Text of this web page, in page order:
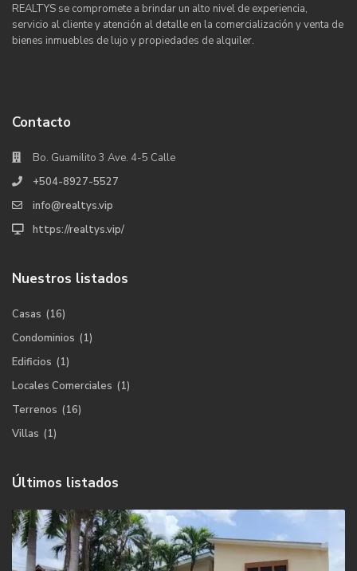
REALTYS se compromete a brindar un alto nivel de experiencia,
servicio al cliente y atención al detalle en la comercialización y venta de
bienes inmuebles de lujo y propiedades de alquiler.
Contacto
Bo. Guamilito 3 Ave. 4-5 Calle
+504-8927-5527
info@realtys.vip
https://realtys.vip/
Nuestros listados
Casas (16)
Condominios (1)
Edificios (1)
Locales Comerciales (1)
Terrenos (16)
Villas (1)
Últimos listados